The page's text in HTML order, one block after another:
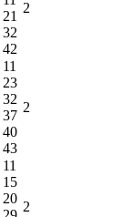
21
32
42
2
11
23
32
37
40
43
2
11
15
20
2